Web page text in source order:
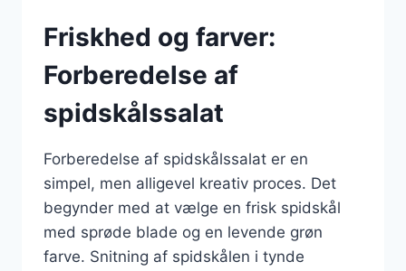
Friskhed og farver:
Forberedelse af
spidskålssalat
Forberedelse af spidskålssalat er en
simpel, men alligevel kreativ proces. Det
begynder med at vælge en frisk spidskål
med sprøde blade og en levende grøn
farve. Snitning af spidskålen i tynde